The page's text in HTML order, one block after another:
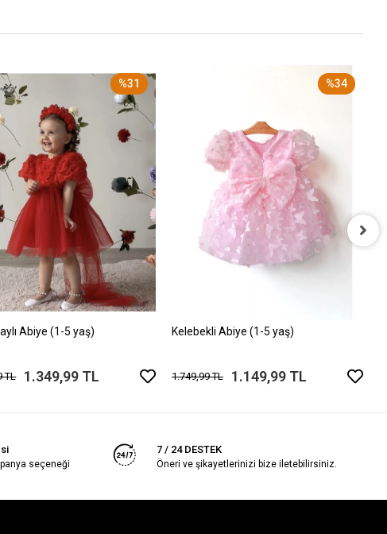
%31
Abiye (1-5 yaş)
TL 1.349,99 TL
%34
Kelebekli Abiye (1-5 yaş)
1.749,99 TL 1.149,99 TL
seçeneği
7 / 24 DESTEK
Öneri ve şikayetlerinizi bize iletebilirsiniz.